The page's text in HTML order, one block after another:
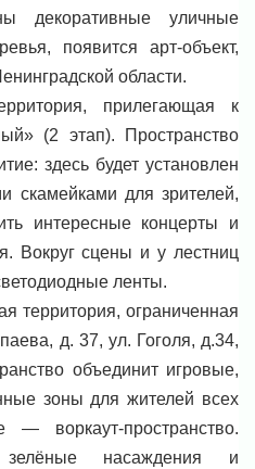
декоративные уличные
появится арт-объект,
области.
прилегающая к
(2 этап). Пространство
здесь будет установлен
скамейками для зрителей,
интересные концерты и
Вокруг сцены и у лестниц
ленты.
территория, ограниченная
д. 37, ул. Гоголя, д.34,
объединит игровые,
зоны для жителей всех
воркаут-пространство.
насаждения и